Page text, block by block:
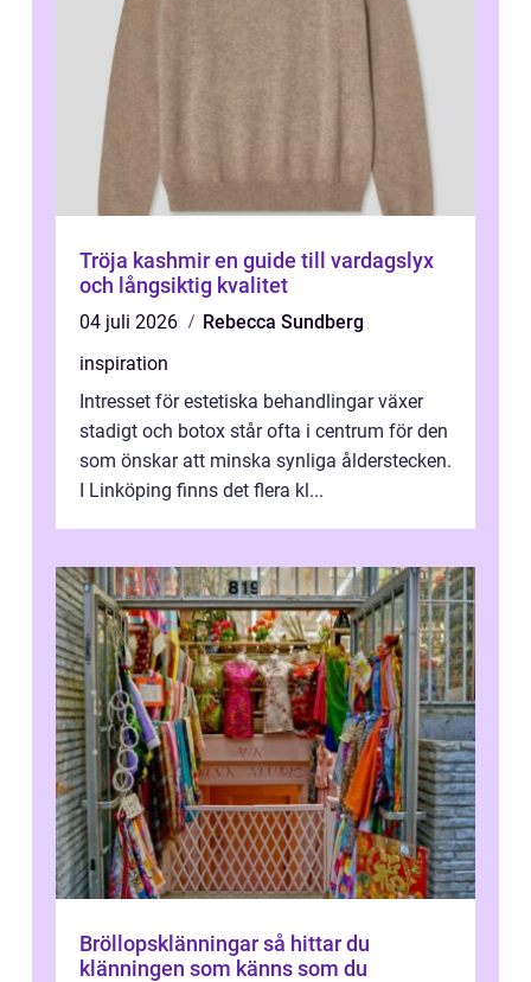
Tröja kashmir en guide till vardagslyx
och långsiktig kvalitet
04 juli 2026
Rebecca Sundberg
inspiration
Intresset för estetiska behandlingar växer
stadigt och botox står ofta i centrum för den
som önskar att minska synliga ålderstecken.
I Linköping finns det flera kl...
Bröllopsklänningar så hittar du
klänningen som känns som du